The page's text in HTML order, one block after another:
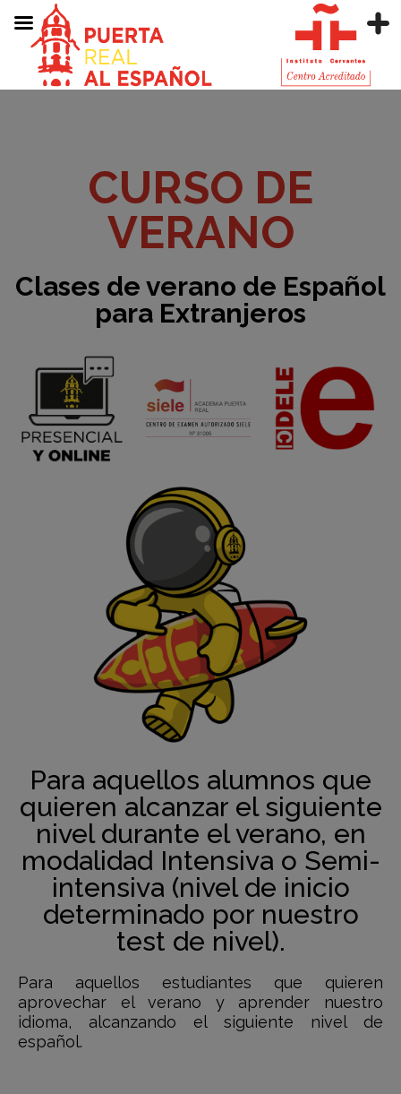
CURSO DE
VERANO
Clases de verano de Español
para Extranjeros
Para aquellos alumnos que
quieren alcanzar el siguiente
nivel durante el verano, en
modalidad Intensiva o Semi-
intensiva (nivel de inicio
determinado por nuestro
test de nivel).
Para aquellos estudiantes que quieren
aprovechar el verano y aprender nuestro
idioma, alcanzando el siguiente nivel de
español.